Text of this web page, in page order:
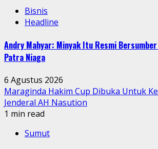
Bisnis
Headline
Andry Mahyar: Minyak Itu Resmi
Patra Niaga
6 Agustus 2026
Maraginda Hakim Cup Dibuka Untuk
Jenderal AH Nasution
1 min read
Sumut